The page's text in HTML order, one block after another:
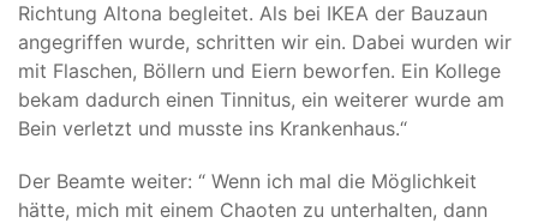
Richtung Altona begleitet. Als bei IKEA der Bauzaun
angegriffen wurde, schritten wir ein. Dabei wurden wir
mit Flaschen, Böllern und Eiern beworfen. Ein Kollege
bekam dadurch einen Tinnitus, ein weiterer wurde am
Bein verletzt und musste ins Krankenhaus.“
Der Beamte weiter: “ Wenn ich mal die Möglichkeit
hätte, mich mit einem Chaoten zu unterhalten, dann